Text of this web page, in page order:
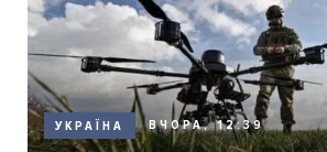
УКРАЇНА ВЧОРА, 12:39